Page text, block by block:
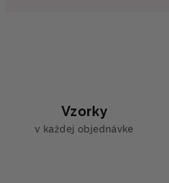
Vzorky
v každej objednávke